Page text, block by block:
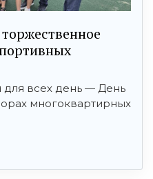
всех день — День
многоквартирных